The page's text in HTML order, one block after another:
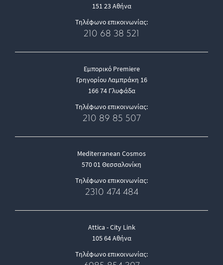
151 23 Αθήνα
Τηλέφωνο επικοινωνίας:
210 68 38 521
Εμπορικό Premiere
Γρηγορίου Λαμπράκη 16
166 74 Γλυφάδα
Τηλέφωνο επικοινωνίας:
210 89 85 507
Mediterranean Cosmos
570 01 Θεσσαλονίκη
Τηλέφωνο επικοινωνίας:
2310 474 484
Attica - City Link
105 64 Αθήνα
Τηλέφωνο επικοινωνίας: